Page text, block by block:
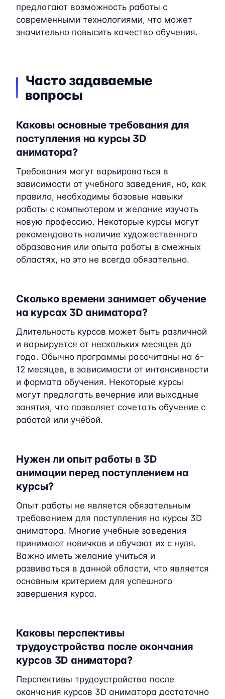
предлагают возможность работы с
современными технологиями, что может
значительно повысить качество обучения.
Часто задаваемые
вопросы
Каковы основные требования для
поступления на курсы 3D
аниматора?
Требования могут варьироваться в
зависимости от учебного заведения, но, как
правило, необходимы базовые навыки
работы с компьютером и желание изучать
новую профессию. Некоторые курсы могут
рекомендовать наличие художественного
образования или опыта работы в смежных
областях, но это не всегда обязательно.
Сколько времени занимает обучение
на курсах 3D аниматора?
Длительность курсов может быть различной
и варьируется от нескольких месяцев до
года. Обычно программы рассчитаны на 6-
12 месяцев, в зависимости от интенсивности
и формата обучения. Некоторые курсы
могут предлагать вечерние или выходные
занятия, что позволяет сочетать обучение с
работой или учёбой.
Нужен ли опыт работы в 3D
анимации перед поступлением на
курсы?
Опыт работы не является обязательным
требованием для поступления на курсы 3D
аниматора. Многие учебные заведения
принимают новичков и обучают их с нуля.
Важно иметь желание учиться и
развиваться в данной области, что является
основным критерием для успешного
завершения курса.
Каковы перспективы
трудоустройства после окончания
курсов 3D аниматора?
Перспективы трудоустройства после
окончания курсов 3D аниматора достаточно